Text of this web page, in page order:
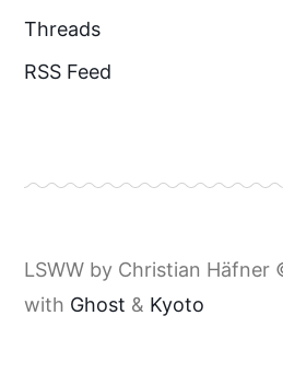
Threads
RSS Feed
LSWW by Christian Häfner
with Ghost & Kyoto